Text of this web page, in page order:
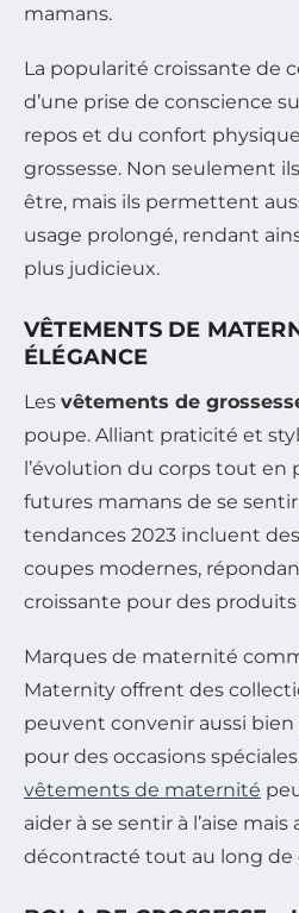
mamans.
La popularité croissante de
d’une prise de conscience
repos et du confort
grossesse. Non seulement
être, mais ils permettent
usage prolongé, rendant
plus judicieux.
VÊTEMENTS DE
ÉLÉGANCE
Les vêtements de
poupe. Alliant praticité et
l’évolution du corps tout en
futures mamans de se sentir
tendances 2023 incluent
coupes modernes,
croissante pour des
Marques de maternité
Maternity offrent des
peuvent convenir aussi
pour des occasions
vêtements de maternité
aider à se sentir à l’aise
décontracté tout au long de